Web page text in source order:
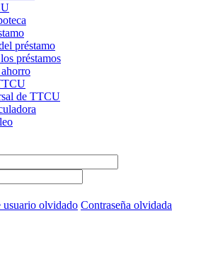
préstamo
préstamos
de TTCU
usuario olvidado Contraseña olvidada